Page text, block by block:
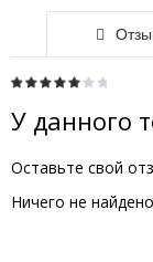
У данного
Оставьте свой
Ничего не найдено